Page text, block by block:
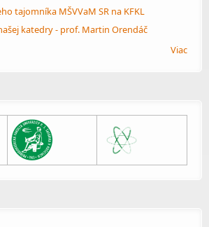
tajomníka MŠVVaM SR na KFKL
katedry - prof. Martin Orendáč
Viac